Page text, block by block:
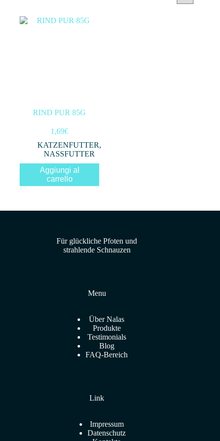
Categorie prodotto
RIND PUR 85G
1,69€
KATZENFUTTER,
NASSFUTTER
Aggiungi al
carrello
Für glückliche Pfoten und
strahlende Schnauzen
Menu
Über Nalas
Produkte
Testimonials
Blog
FAQ-Bereich
Link
Impressum
Datenschutz